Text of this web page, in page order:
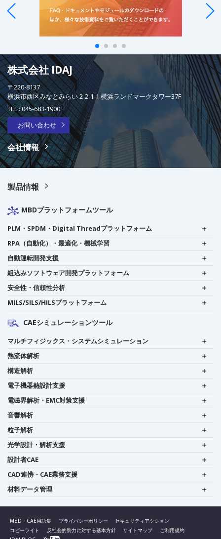
株式会社 IDAJ
〒220-8137
横浜市西区みなとみらい 2-2-1-1 横浜ランドマークタワー37F
TEL :045-683-1900
お問い合わせ
会社情報
製品情報
MBDプラットフォームツール
PLM・SPDM・Digital Threadプラットフォーム
RPA（自動化）・最適化・機械学習
自動運転開発支援
組込みソフトウェア開発プラットフォーム
安全性・信頼性分析
MILS/SILS/HILSプラットフォーム
CAEシミュレーションツール
マルチフィジックス・システムシミュレーション
熱流体解析
構造解析
電子機器熱設計支援
電磁界解析・EMC対策支援
音響解析
粒子解析
光学設計・解析支援
設計者CAE
CAD連携・CAE業務支援
材料データ管理
MBD・CAE用語集 プライバシーポリシー
セキュリティアクション
コピーライト
反社会的勢力に対する基本方針 サイトマップ
ご利用規約